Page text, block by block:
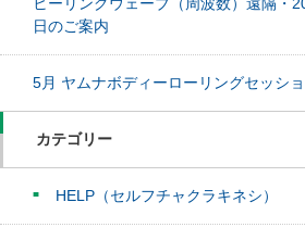
日のご案内
5月 ヤムナボディーローリングセッシ
カテゴリー
HELP（セルフチャクラキネシ）